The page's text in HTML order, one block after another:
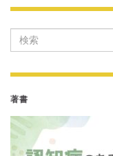
Search for:
著書